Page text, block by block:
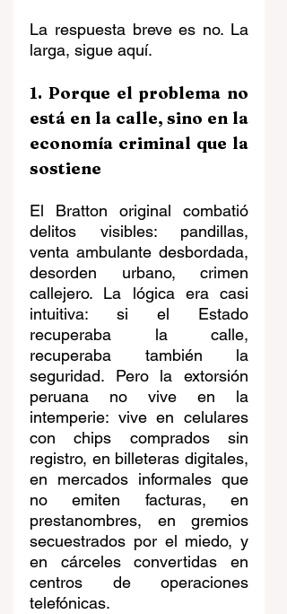
La respuesta breve es no. La
larga, sigue aquí.
1. Porque el problema no
está en la calle, sino en la
economía criminal que la
sostiene
El Bratton original combatió
delitos visibles: pandillas,
venta ambulante desbordada,
desorden urbano, crimen
callejero. La lógica era casi
intuitiva: si el Estado
recuperaba la calle,
recuperaba también la
seguridad. Pero la extorsión
peruana no vive en la
intemperie: vive en celulares
con chips comprados sin
registro, en billeteras digitales,
en mercados informales que
no emiten facturas, en
prestanombres, en gremios
secuestrados por el miedo, y
en cárceles convertidas en
centros de operaciones
telefónicas.